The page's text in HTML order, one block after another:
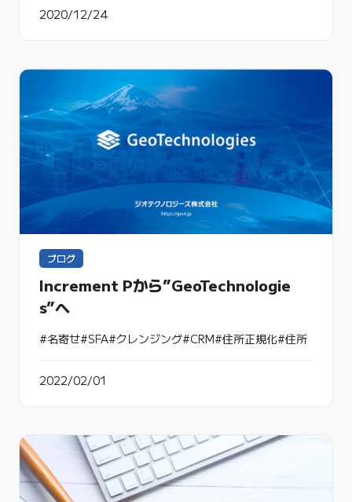
2020/12/24
ブログ
Increment Pから”GeoTechnologie
s”へ
#名寄せ#SFA#クレンジング#CRM#住所正規化#住所
2022/02/01